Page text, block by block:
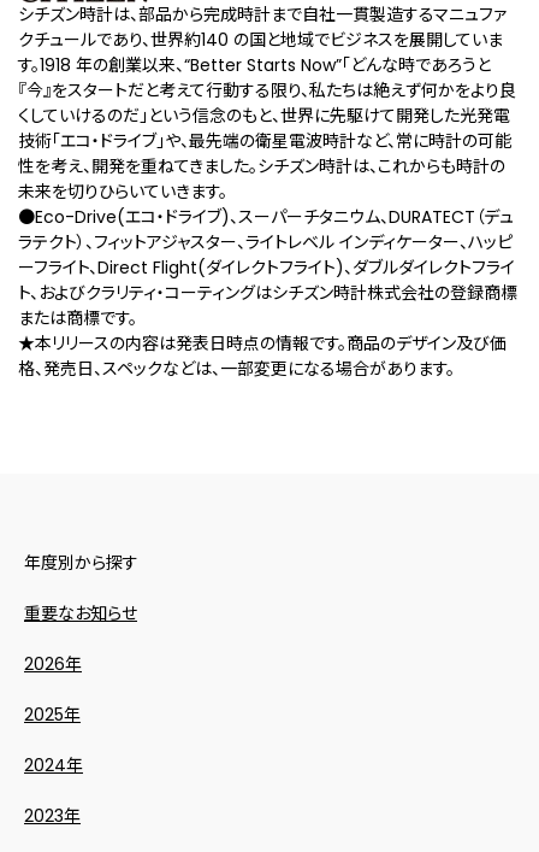
シチズン時計は、部品から完成時計まで自社一貫製造するマニュファ
クチュールであり、世界約140 の国と地域でビジネスを展開していま
す。1918 年の創業以来、“Better Starts Now”「どんな時であろうと
『今』をスタートだと考えて行動する限り、私たちは絶えず何かをより良
くしていけるのだ」という信念のもと、世界に先駆けて開発した光発電
技術「エコ・ドライブ」や、最先端の衛星電波時計など、常に時計の可能
性を考え、開発を重ねてきました。シチズン時計は、これからも時計の
未来を切りひらいていきます。
●Eco-Drive(エコ・ドライブ)、スーパーチタニウム、DURATECT（デュ
ラテクト）、フィットアジャスター、ライトレベル インディケーター、ハッピ
ーフライト、Direct Flight(ダイレクトフライト)、ダブルダイレクトフライ
ト、およびクラリティ・コーティングはシチズン時計株式会社の登録商標
または商標です。
★本リリースの内容は発表日時点の情報です。商品のデザイン及び価
格、発売日、スペックなどは、一部変更になる場合があります。
年度別から探す
重要なお知らせ
2026年
2025年
2024年
2023年